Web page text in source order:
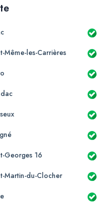
Même-les-Carrières
Georges 16
Martin-du-Clocher